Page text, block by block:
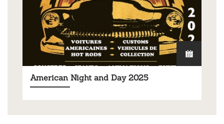
American Night and Day 2025